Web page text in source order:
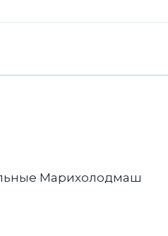
Марихолодмаш